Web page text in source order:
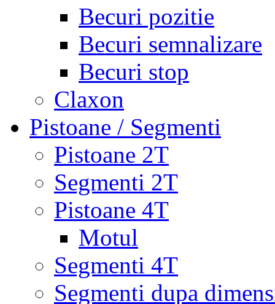
Becuri pozitie
Becuri semnalizare
Becuri stop
Claxon
Pistoane / Segmenti
Pistoane 2T
Segmenti 2T
Pistoane 4T
Motul
Segmenti 4T
Segmenti dupa